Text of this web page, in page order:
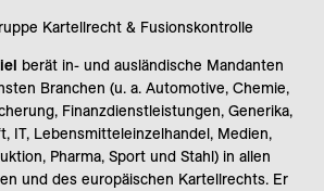
Kartellrecht & Fusionskontrolle
berät in- und ausländische Mandanten
Branchen (u. a. Automotive, Chemie,
Finanzdienstleistungen, Generika,
IT, Lebensmitteleinzelhandel, Medien,
Pharma, Sport und Stahl) in allen
und des europäischen Kartellrechts. Er